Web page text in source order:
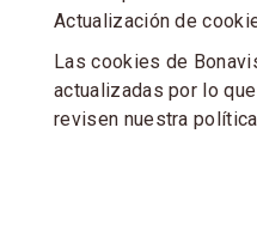
Actualización de
Las cookies de
actualizadas por lo
revisen nuestra